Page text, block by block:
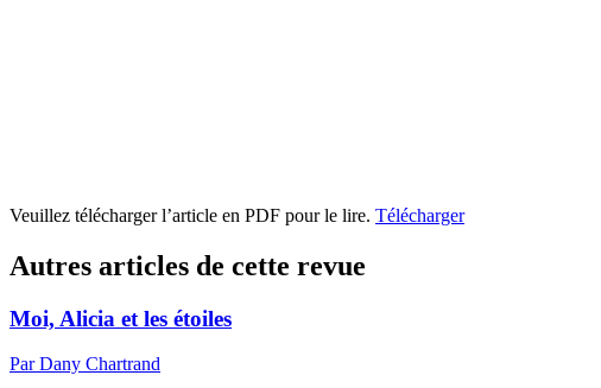
Veuillez télécharger l’article en PDF pour le lire. Télécharger
Autres articles de cette revue
Moi, Alicia et les étoiles
Par Dany Chartrand